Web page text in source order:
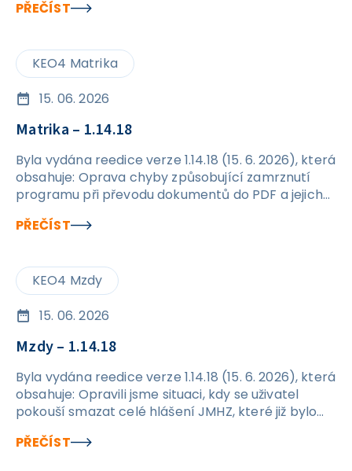
(§92f) - elektřina
PŘEČÍST
KEO4 Matrika
15. 06. 2026
Matrika – 1.14.18
Byla vydána reedice verze 1.14.18 (15. 6. 2026), která
obsahuje: Oprava chyby způsobující zamrznutí
programu při převodu dokumentů do PDF a jejich
PŘEČÍST
KEO4 Mzdy
15. 06. 2026
Mzdy – 1.14.18
Byla vydána reedice verze 1.14.18 (15. 6. 2026), která
obsahuje: Opravili jsme situaci, kdy se uživatel
pokouší smazat celé hlášení JMHZ, které již bylo
odeslaného podání zobrazí hláška a nedojde k
PŘEČÍST